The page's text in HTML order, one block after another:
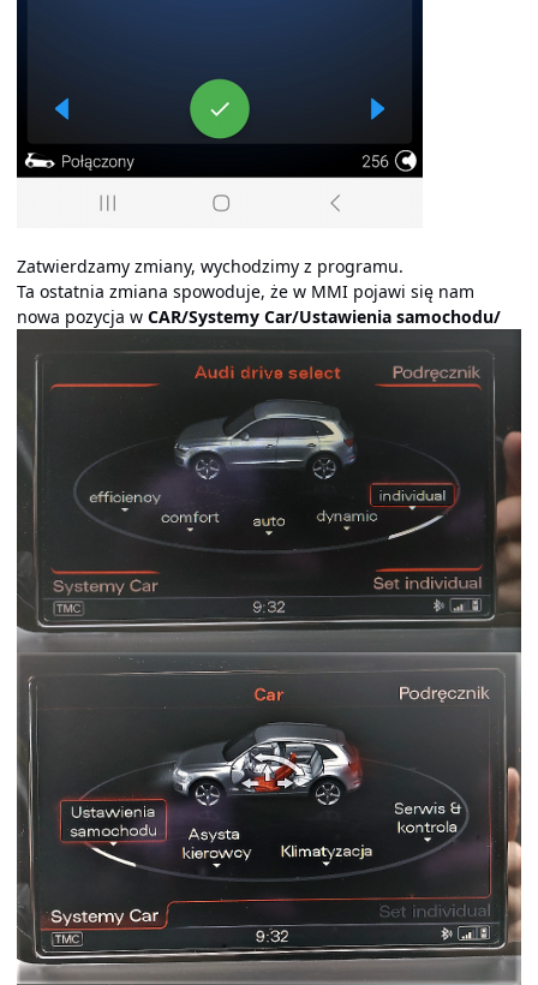
Zatwierdzamy zmiany, wychodzimy z programu.
Ta ostatnia zmiana spowoduje, że w MMI pojawi się nam
nowa pozycja w CAR/Systemy Car/Ustawienia samochodu/